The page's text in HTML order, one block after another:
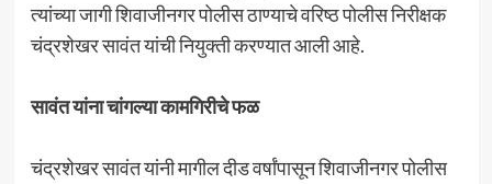
त्यांच्या जागी शिवाजीनगर पोलीस ठाण्याचे वरिष्ठ पोलीस निरीक्षक
चंद्रशेखर सावंत यांची नियुक्ती करण्यात आली आहे.
सावंत यांना चांगल्या कामगिरीचे फळ
चंद्रशेखर सावंत यांनी मागील दीड वर्षांपासून शिवाजीनगर पोलीस